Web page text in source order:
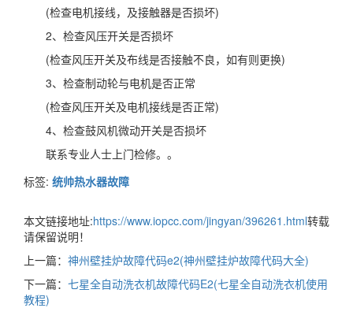
(检查电机接线，及接触器是否损坏)
2、检查风压开关是否损坏
(检查风压开关及布线是否接触不良，如有则更换)
3、检查制动轮与电机是否正常
(检查风压开关及电机接线是否正常)
4、检查鼓风机微动开关是否损坏
联系专业人士上门检修。。
标签: 统帅热水器故障
本文链接地址:https://www.iopcc.com/jingyan/396261.html转载
请保留说明！
上一篇： 神州壁挂炉故障代码e2(神州壁挂炉故障代码大全)
下一篇： 七星全自动洗衣机故障代码E2(七星全自动洗衣机使用
教程)